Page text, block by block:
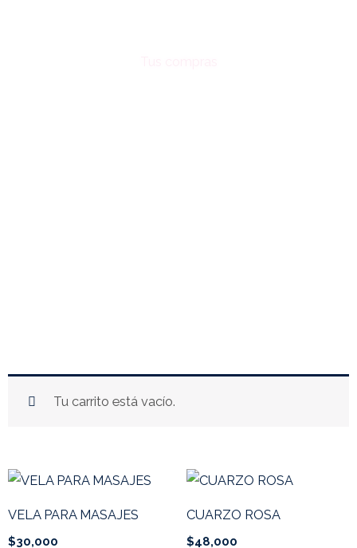
Tu carrito está vacío.
VELA PARA MASAJES
$30,000
CUARZO ROSA
$48,000